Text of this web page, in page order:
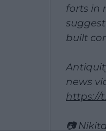
forts in
built
news
https://
📷